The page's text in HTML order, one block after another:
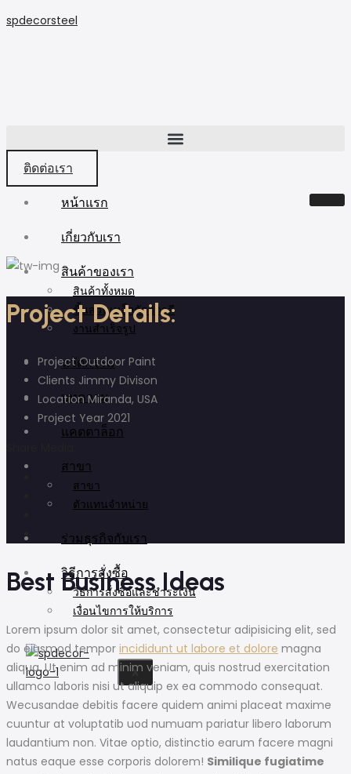
spdecorsteel
ติดต่อเรา
หน้าแรก
เกี่ยวกับเรา
สินค้าของเรา
สินค้าทั้งหมด
ชิ้นส่วนเหล็กดัดอิตาลี
งานสำเร็จรูป
นวัตกรรม
บทความ
แคตตาล็อก
สาขา
สาขา
ตัวแทนจำหน่าย
ร่วมธุรกิจกับเรา
วิธีการสั่งซื้อ
วิธีการสั่งซื้อและชำระเงิน
เงื่อนไขการให้บริการ
X
Project Details:
ProjectOutdoor Paint
Clients Jimmy Divison
LocationMiranda, USA
Project Year 2021
Best Business Ideas
Lorem ipsum dolor sit amet, consectetur adipisicing elit, sed
do eiusmod tempor incididunt ut labore et dolore magna
aliqua. Ut enim ad minim veniam, quis nostrud exercitation
ullamco laboris nisi ut aliquip ex ea commodo consequat.
Wecusandae debitis facere quidem animi placeat maxime
cuuntur at voluptatib uod numuam pariatur libero laborum
laudantium non. Vitae optio, distinctio earum facere magni
natus eaque esse corporis dolorem! Similique fugiatime